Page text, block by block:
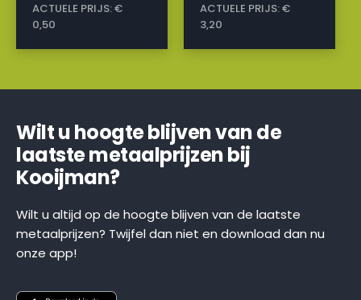
ACTUELE PRIJS:€
0,50
ACTUELE PRIJS:€
3,20
Wilt u hoogte blijven van de
laatste metaalprijzen bij
Kooijman?
Wilt u altijd op de hoogte blijven van de laatste
metaalprijzen? Twijfel dan niet en download dan nu
onze app!